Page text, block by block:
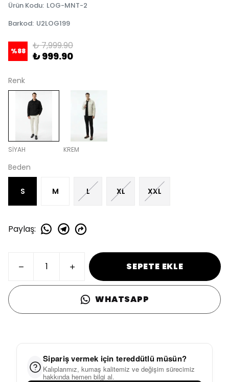
Ürün Kodu: LOG-MNT-2
Barkod: U2LOG199
%88 ₺ 7,999.90
₺ 999.90
Renk
SİYAH KREM
Beden
S M L XL XXL
Paylaş:
SEPETE EKLE
WHATSAPP
Sipariş vermek için tereddütlü müsün?
Kalıplarımız, kumaş kalitemiz ve değişim sürecimiz
hakkında hemen bilgi al.